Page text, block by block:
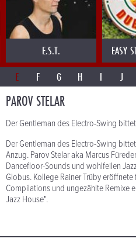
E.S.T.
EASY
E F G H I J
PAROV STELAR
Der Gentleman des Electro-Swing
Der Gentleman des Electro-Swing
Anzug. Parov Stelar aka Marcus
Dancefloor-Sounds und wohlfeilen
Globus. Kollege Rainer Trüby
Compilations und ungezählte Remixe
Jazz House".